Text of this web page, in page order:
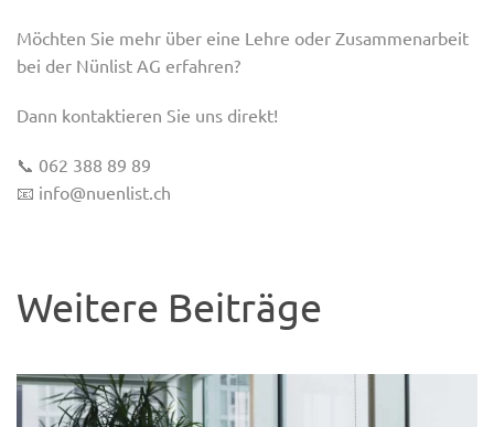
Möchten Sie mehr über eine Lehre oder Zusammenarbeit
bei der Nünlist AG erfahren?
Dann kontaktieren Sie uns direkt!
📞 062 388 89 89
📧 info@nuenlist.ch
Weitere Beiträge